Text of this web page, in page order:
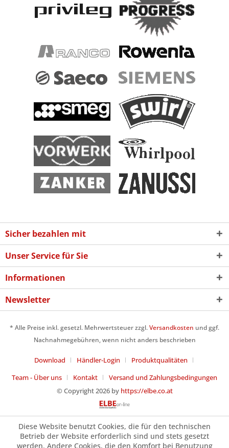
Sicher bezahlen mit
Unser Service für Sie
Informationen
Newsletter
* Alle Preise inkl. gesetzl. Mehrwertsteuer zzgl.Versandkosten und ggf.
Nachnahmegebühren, wenn nicht anders beschrieben
Download Händler-Login
Produktqualitäten
Team - Über uns
Kontakt
Versand und Zahlungsbedingungen
© Copyright 2026 by https://elbe.co.at
Diese Website benutzt Cookies, die für den technischen
Betrieb der Website erforderlich sind und stets gesetzt
werden. Andere Cookies, die den Komfort bei Benutzung